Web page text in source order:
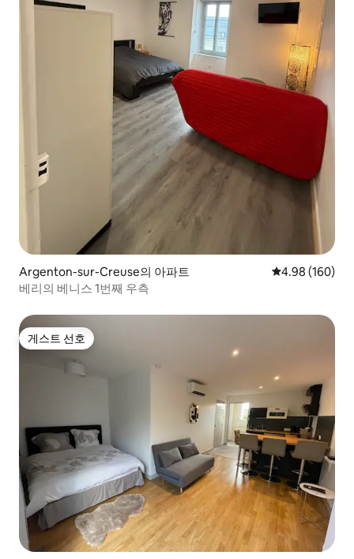
Argenton-sur-Creuse의 아파트 평점 4.98점(5
4.98 (160)
베리의 베니스 1번째 우측
게스트 선호
게스트 선호